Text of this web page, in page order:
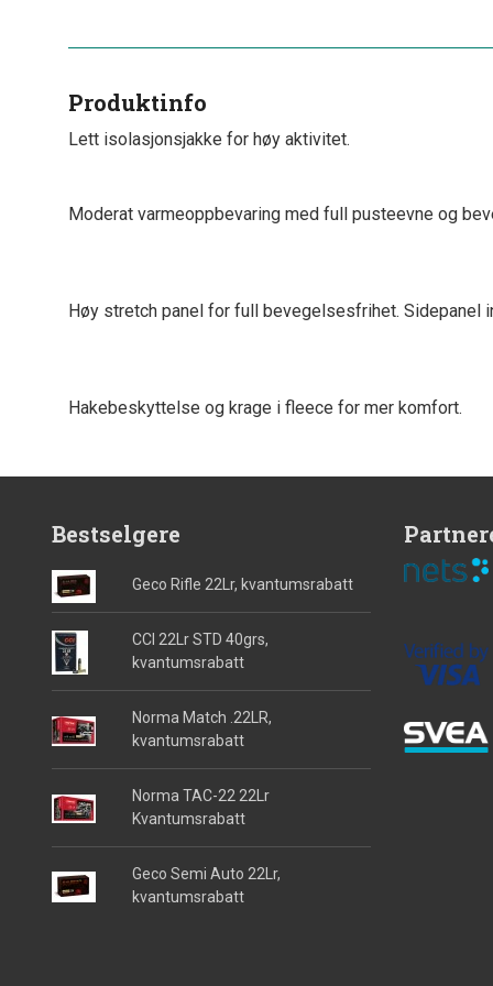
Produktinfo
Lett isolasjonsjakke for høy aktivitet.
Moderat varmeoppbevaring med full pusteevne og
Høy stretch panel for full bevegelsesfrihet.
Hakebeskyttelse og krage i fleece for mer komfort.
Bestselgere
Geco Rifle 22Lr, kvantumsrabatt
CCI 22Lr STD 40grs,
kvantumsrabatt
Norma Match .22LR,
kvantumsrabatt
Norma TAC-22 22Lr
Kvantumsrabatt
Geco Semi Auto 22Lr,
kvantumsrabatt